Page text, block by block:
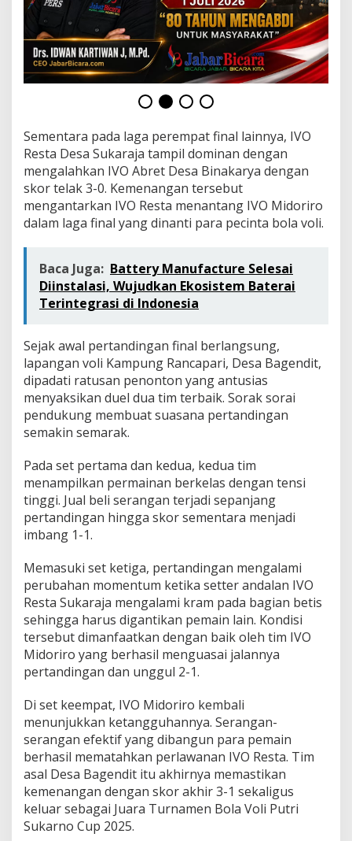
R
i
b
u
a
P
a
s
a
n
g
a
P
a
d
i
L
a
p
a
n
V
o
l
i
y
u
r
e
s
m
i
Sementara pada laga perempat final lainnya, IVO
Resta Desa Sukaraja tampil dominan dengan
mengalahkan IVO Abret Desa Binakarya dengan
skor telak 3-0. Kemenangan tersebut
mengantarkan IVO Resta menantang IVO Midoriro
dalam laga final yang dinanti para pecinta bola voli.
Baca Juga: Battery Manufacture Selesai
Diinstalasi, Wujudkan Ekosistem Baterai
Terintegrasi di Indonesia
Sejak awal pertandingan final berlangsung,
lapangan voli Kampung Rancapari, Desa Bagendit,
dipadati ratusan penonton yang antusias
menyaksikan duel dua tim terbaik. Sorak sorai
pendukung membuat suasana pertandingan
semakin semarak.
Pada set pertama dan kedua, kedua tim
menampilkan permainan berkelas dengan tensi
tinggi. Jual beli serangan terjadi sepanjang
pertandingan hingga skor sementara menjadi
imbang 1-1.
Memasuki set ketiga, pertandingan mengalami
perubahan momentum ketika setter andalan IVO
Resta Sukaraja mengalami kram pada bagian betis
sehingga harus digantikan pemain lain. Kondisi
tersebut dimanfaatkan dengan baik oleh tim IVO
Midoriro yang berhasil menguasai jalannya
pertandingan dan unggul 2-1.
Di set keempat, IVO Midoriro kembali
menunjukkan ketangguhannya. Serangan-
serangan efektif yang dibangun para pemain
berhasil mematahkan perlawanan IVO Resta. Tim
asal Desa Bagendit itu akhirnya memastikan
kemenangan dengan skor akhir 3-1 sekaligus
keluar sebagai Juara Turnamen Bola Voli Putri
Sukarno Cup 2025.